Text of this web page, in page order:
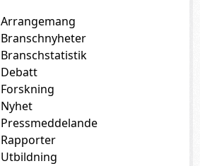
Arrangemang
Branschnyheter
Branschstatistik
Debatt
Forskning
Nyhet
Pressmeddelande
Rapporter
Utbildning